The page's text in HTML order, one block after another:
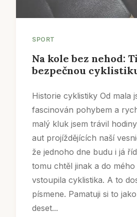
SPORT
Na kole bez nehod:
bezpečnou
Historie cyklistiky Od mala
fascinován pohybem a
malý kluk jsem trávil
aut projíždějících naší
že jednoho dne budu i já
tomu chtěl jinak a do mého
vstoupila cyklistika. A to
písmene. Pamatuji si to
deset...